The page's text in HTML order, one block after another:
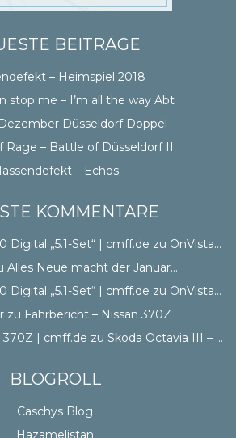
BEITRÄGE
– Heimspiel 2018
stop me – I’m all the way Abt
Düsseldorf Doppel
Rage – Battle of Düsseldorf II
– Echos
KOMMENTARE
Digital „5.1-Set“ | cmff.de zu OnVista CSS
Alles Neue macht der Januar…
Digital „5.1-Set“ | cmff.de zu OnVista CSS
zu Fahrbericht – Nissan 370Z
370Z | cmff.de zu Skoda Octavia III – Erster Eindruck
BLOGROLL
Caschys Blog
Hazamelistan